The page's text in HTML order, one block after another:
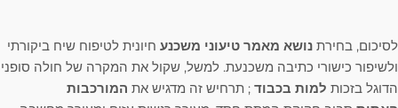
לסיכום, בחירת נושא מאמר טיעוני משכנע חיונית לטיפוח שיח ביקורתי
ולשיפור כישורי כתיבה משכנעת. למשל, שקול את המקרה של חולה סופני
הדוגל בזכות למות בכבוד ; תרחיש זה מדגיש את המורכבות